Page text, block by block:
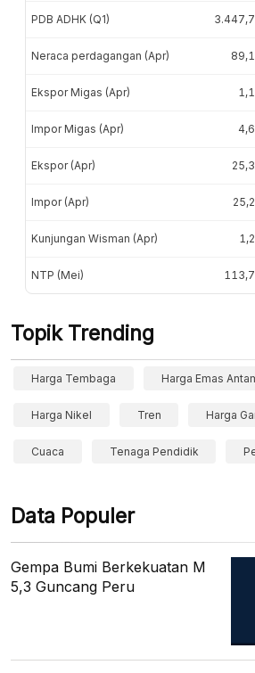
PDB ADHK (Q1)
Neraca perdagangan (Apr)
Ekspor Migas (Apr)
Impor Migas (Apr)
Ekspor (Apr)
Impor (Apr)
Kunjungan Wisman (Apr)
NTP (Mei)
Topik Trending
Harga Tembaga Harga Emas
Harga Nikel Tren Harga
Cuaca Tenaga Pendidik
Data Populer
Gempa Bumi Berkekuatan M
5,3 Guncang Peru